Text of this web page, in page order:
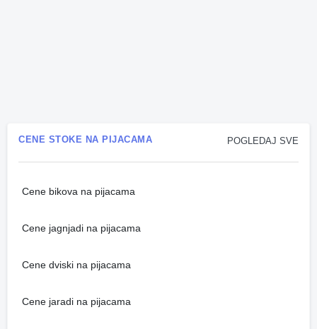
POGLEDAJ SVE
CENE STOKE NA PIJACAMA
Cene bikova na pijacama
Cene jagnjadi na pijacama
Cene dviski na pijacama
Cene jaradi na pijacama